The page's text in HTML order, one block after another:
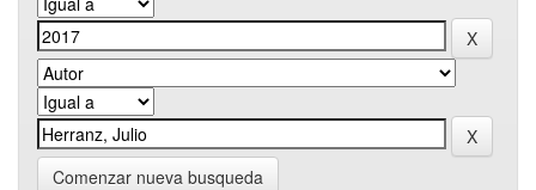
Comenzar nueva busqueda